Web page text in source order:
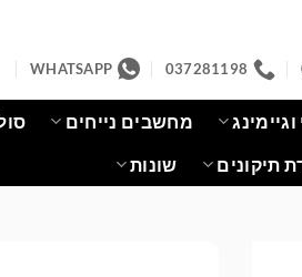
037281198
WHATSAPP
מחשבים נייחים
תיקונים שונות